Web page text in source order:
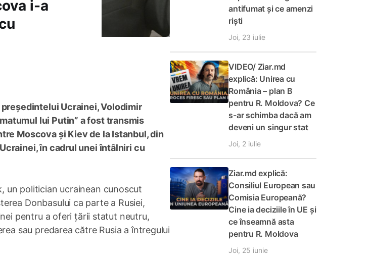
i-a
Ucrainei, Volodimir
lui Putin” a fost transmis
Moscova și Kiev de la Istanbul, din
în cadrul unei întâlniri cu
un politician ucrainean cunoscut
Donbasului ca parte a Rusiei,
pentru a oferi țării statut neutru,
sau predarea către Rusia a întregului
antifumat și ce amenzi
riști
Joi, 23 iulie
VIDEO/ Ziar.md
explică: Unirea cu
România – plan B
pentru R. Moldova? Ce
s-ar schimba dacă am
deveni un singur stat
Joi, 2 iulie
Ziar.md explică:
Consiliul European sau
Comisia Europeană?
Cine ia deciziile în UE și
ce înseamnă asta
pentru R. Moldova
Joi, 25 iunie